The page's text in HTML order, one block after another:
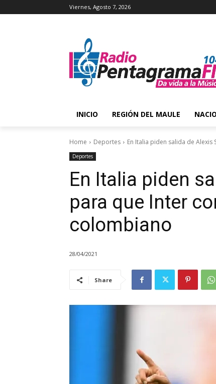
Viernes, Agosto 7, 2026
INICIO REGIÓN DEL MAULE
Home Deportes En Italia piden salida de Alexis
Deportes
En Italia piden
para que Inter
colombiano
28/04/2021
Share